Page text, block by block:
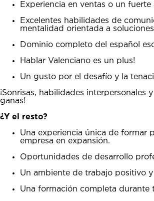
Experiencia en ventas o un fuerte
Excelentes habilidades de
mentalidad orientada a soluciones
Dominio completo del español
Hablar Valenciano es un plus!
Un gusto por el desafío y la
¡Sonrisas, habilidades interpersonales
ganas!
¿Y el resto?
Una experiencia única de formar
empresa en expansión.
Oportunidades de desarrollo
Un ambiente de trabajo positivo
Una formación completa durante